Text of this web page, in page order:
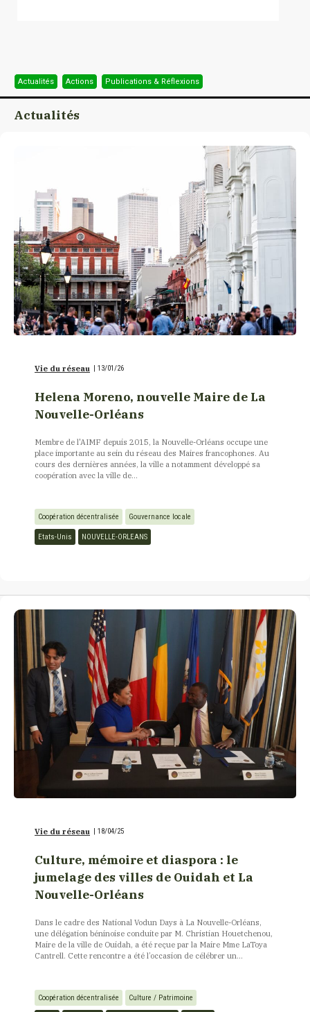
Actualités Actions Publications & Réflexions
Actualités
Vie du réseau | 13/01/26
Helena Moreno, nouvelle Maire de La
Nouvelle-Orléans
Membre de l'AIMF depuis 2015, la Nouvelle-Orléans occupe une
place importante au sein du réseau des Maires francophones. Au
cours des dernières années, la ville a notamment développé sa
coopération avec la ville de...
Coopération décentralisée Gouvernance locale
Etats-Unis NOUVELLE-ORLEANS
Vie du réseau 18/04/25
Culture, mémoire et diaspora : le
jumelage des villes de Ouidah et La
Nouvelle-Orléans
Dans le cadre des National Vodun Days à La Nouvelle-Orléans,
une délégation béninoise conduite par M. Christian Houetchenou,
Maire de la ville de Ouidah, a été reçue par la Maire Mme LaToya
Cantrell. Cette rencontre a été l’occasion de célébrer un...
Coopération décentralisée Culture / Patrimoine